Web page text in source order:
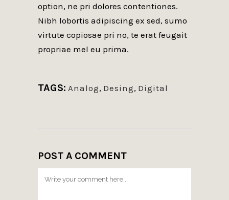
option, ne pri dolores contentiones.
Nibh lobortis adipiscing ex sed, sumo
virtute copiosae pri no, te erat feugait
propriae mel eu prima.
TAGS: Analog, Desing, Digital
POST A COMMENT